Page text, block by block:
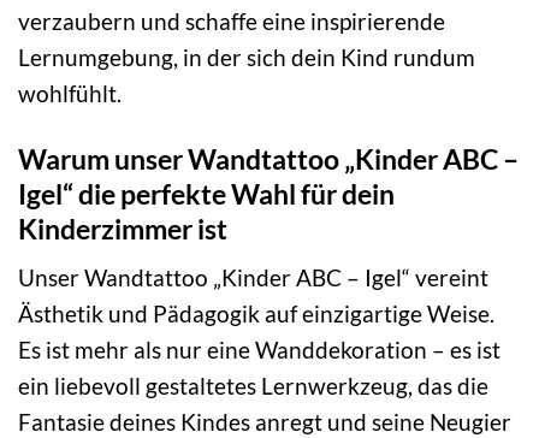
verzaubern und schaffe eine inspirierende
Lernumgebung, in der sich dein Kind rundum
wohlfühlt.
Warum unser Wandtattoo „Kinder ABC –
Igel“ die perfekte Wahl für dein
Kinderzimmer ist
Unser Wandtattoo „Kinder ABC – Igel“ vereint
Ästhetik und Pädagogik auf einzigartige Weise.
Es ist mehr als nur eine Wanddekoration – es ist
ein liebevoll gestaltetes Lernwerkzeug, das die
Fantasie deines Kindes anregt und seine Neugier